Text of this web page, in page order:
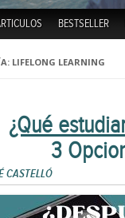
BESTSELLER
LIFELONG LEARNING
¿Qué
3
CASTELLÓ